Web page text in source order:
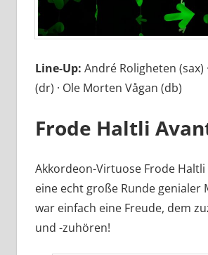
Line-Up: André Roligheten (sax)
(dr) · Ole Morten Vågan (db)
Frode Haltli
Akkordeon-Virtuose Frode
eine echt große Runde genialer
war einfach eine Freude, dem
und -zuhören!